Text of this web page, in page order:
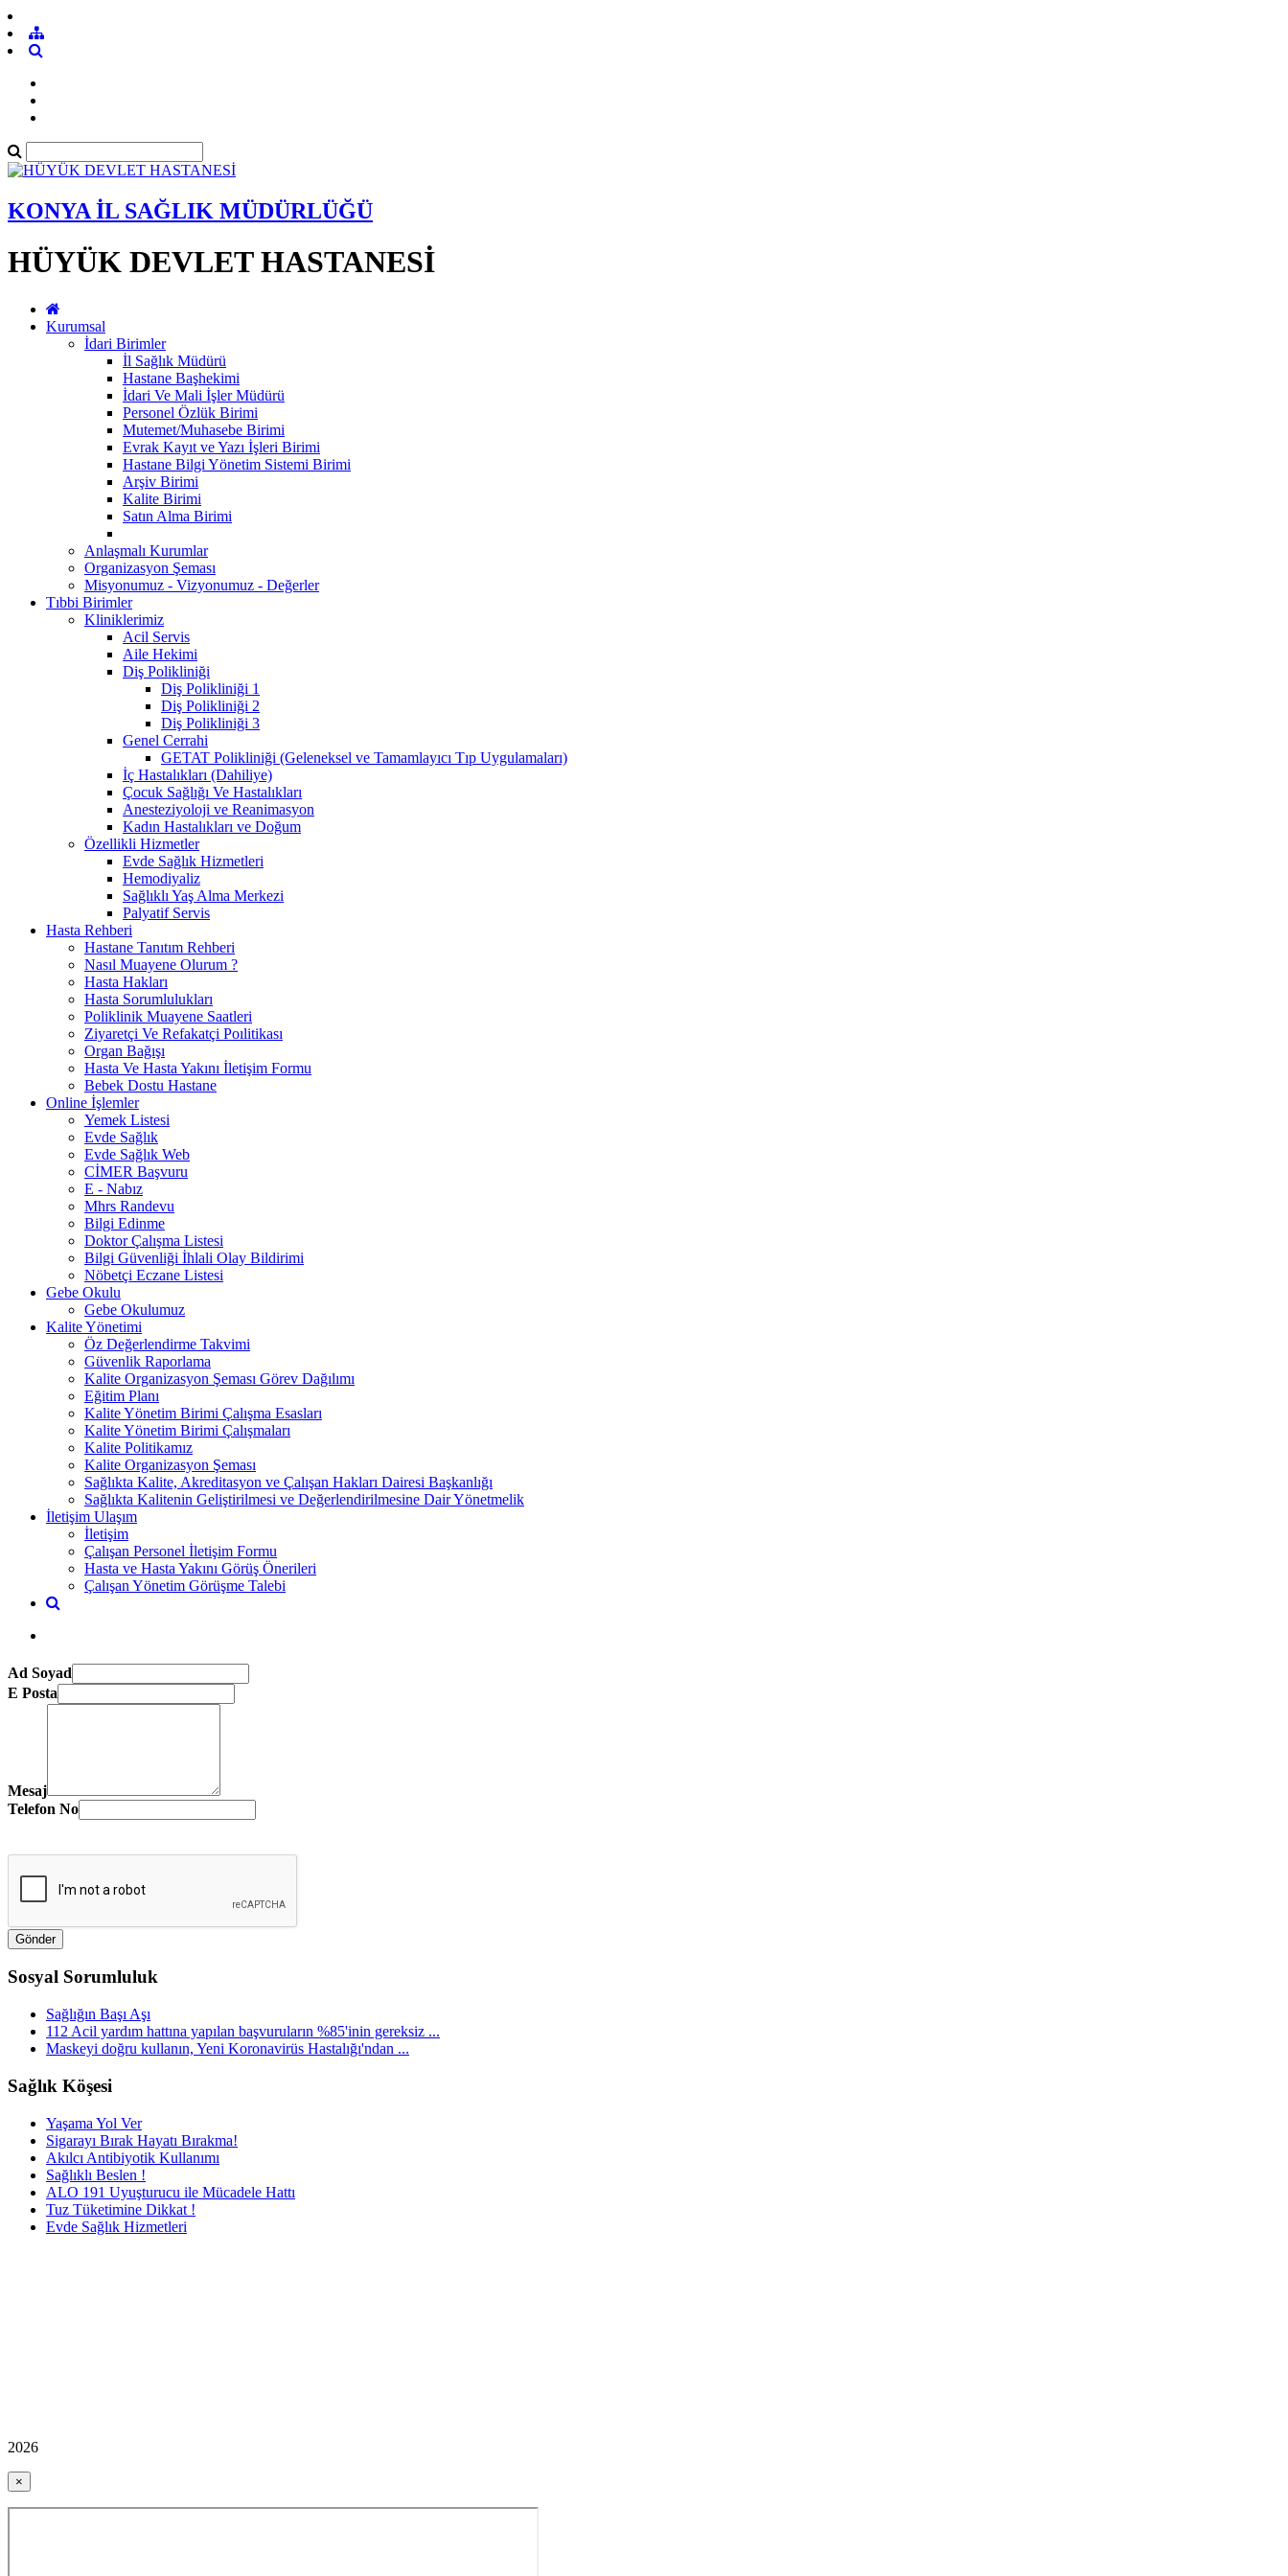
KONYA İL SAĞLIK MÜDÜRLÜĞÜ
HÜYÜK DEVLET HASTANESİ
Kurumsal
İdari Birimler
İl Sağlık Müdürü
Hastane Başhekimi
İdari Ve Mali İşler Müdürü
Personel Özlük Birimi
Mutemet/Muhasebe Birimi
Evrak Kayıt ve Yazı İşleri Birimi
Hastane Bilgi Yönetim Sistemi Birimi
Arşiv Birimi
Kalite Birimi
Satın Alma Birimi
Anlaşmalı Kurumlar
Organizasyon Şeması
Misyonumuz - Vizyonumuz - Değerler
Tıbbi Birimler
Kliniklerimiz
Acil Servis
Aile Hekimi
Diş Polikliniği
Diş Polikliniği 1
Diş Polikliniği 2
Diş Polikliniği 3
Genel Cerrahi
GETAT Polikliniği (Geleneksel ve Tamamlayıcı Tıp Uygulamaları)
İç Hastalıkları (Dahiliye)
Çocuk Sağlığı Ve Hastalıkları
Anesteziyoloji ve Reanimasyon
Kadın Hastalıkları ve Doğum
Özellikli Hizmetler
Evde Sağlık Hizmetleri
Hemodiyaliz
Sağlıklı Yaş Alma Merkezi
Palyatif Servis
Hasta Rehberi
Hastane Tanıtım Rehberi
Nasıl Muayene Olurum ?
Hasta Hakları
Hasta Sorumlulukları
Poliklinik Muayene Saatleri
Ziyaretçi Ve Refakatçi Poılitikası
Organ Bağışı
Hasta Ve Hasta Yakını İletişim Formu
Bebek Dostu Hastane
Online İşlemler
Yemek Listesi
Evde Sağlık
Evde Sağlık Web
CİMER Başvuru
E - Nabız
Mhrs Randevu
Bilgi Edinme
Doktor Çalışma Listesi
Bilgi Güvenliği İhlali Olay Bildirimi
Nöbetçi Eczane Listesi
Gebe Okulu
Gebe Okulumuz
Kalite Yönetimi
Öz Değerlendirme Takvimi
Güvenlik Raporlama
Kalite Organizasyon Şeması Görev Dağılımı
Eğitim Planı
Kalite Yönetim Birimi Çalışma Esasları
Kalite Yönetim Birimi Çalışmaları
Kalite Politikamız
Kalite Organizasyon Şeması
Sağlıkta Kalite, Akreditasyon ve Çalışan Hakları Dairesi Başkanlığı
Sağlıkta Kalitenin Geliştirilmesi ve Değerlendirilmesine Dair Yönetmelik
İletişim Ulaşım
İletişim
Çalışan Personel İletişim Formu
Hasta ve Hasta Yakını Görüş Önerileri
Çalışan Yönetim Görüşme Talebi
Ad Soyad
E Posta
Mesaj
Telefon No
Sosyal Sorumluluk
Sağlığın Başı Aşı
112 Acil yardım hattına yapılan başvuruların %85'inin gereksiz ...
Maskeyi doğru kullanın, Yeni Koronavirüs Hastalığı'ndan ...
Sağlık Köşesi
Yaşama Yol Ver
Sigarayı Bırak Hayatı Bırakma!
Akılcı Antibiyotik Kullanımı
Sağlıklı Beslen !
ALO 191 Uyuşturucu ile Mücadele Hattı
Tuz Tüketimine Dikkat !
Evde Sağlık Hizmetleri
2026
×